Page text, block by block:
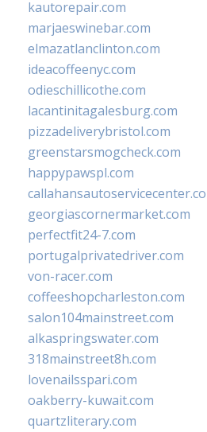
kautorepair.com
marjaeswinebar.com
elmazatlanclinton.com
ideacoffeenyc.com
odieschillicothe.com
lacantinitagalesburg.com
pizzadeliverybristol.com
greenstarsmogcheck.com
happypawspl.com
georgiascornermarket.com
perfectfit24-7.com
portugalprivatedriver.com
von-racer.com
coffeeshopcharleston.com
salon104mainstreet.com
alkaspringswater.com
318mainstreet8h.com
lovenailsspari.com
oakberry-kuwait.com
quartzliterary.com